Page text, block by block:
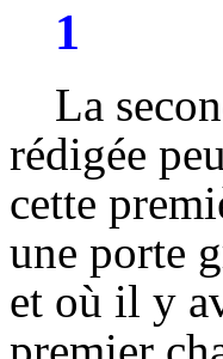
1
La
rédigée
cette
une porte
et où il y